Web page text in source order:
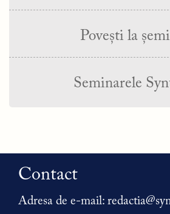
Povești la
Seminarele
Contact
Adresa de e-mail: